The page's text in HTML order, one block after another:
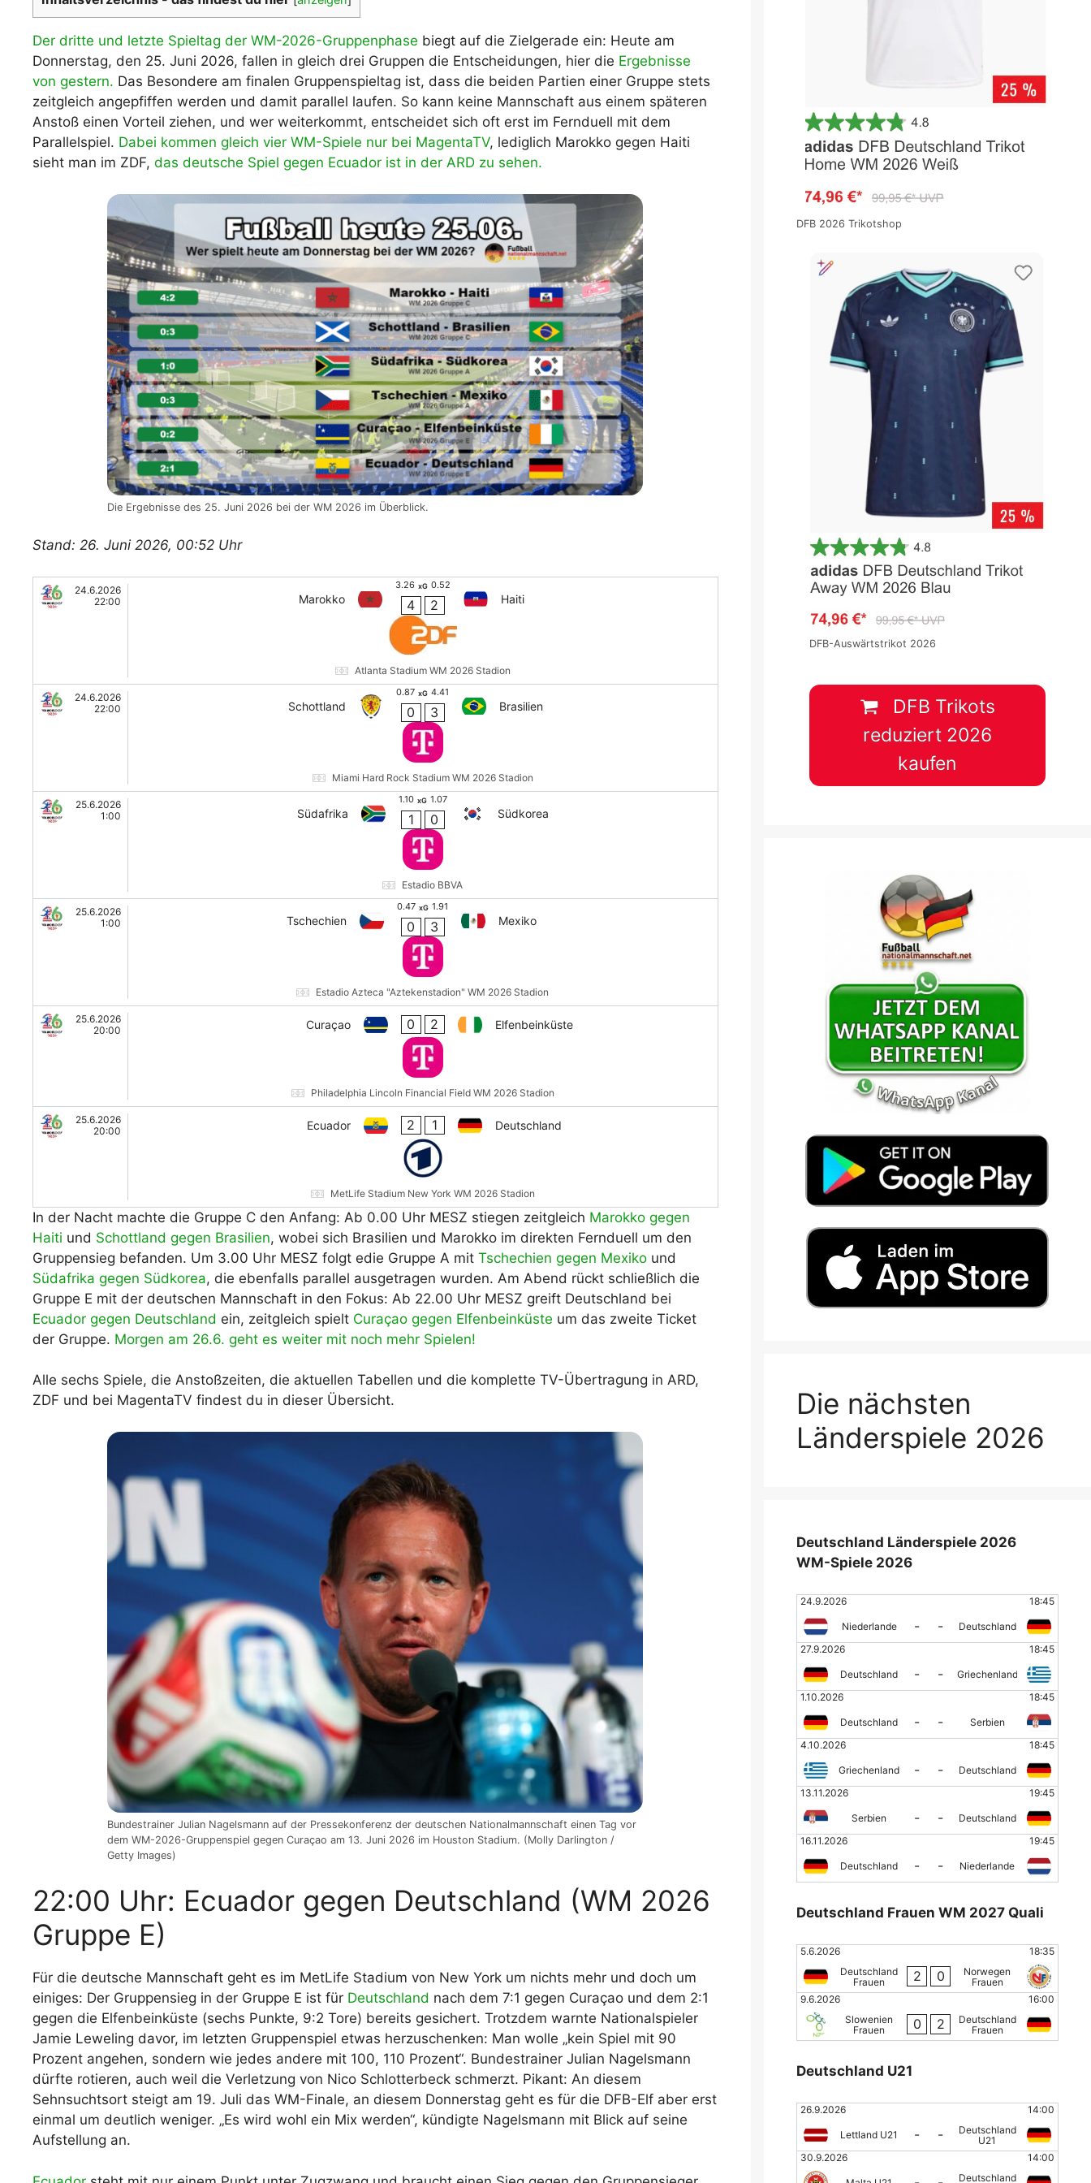
WM 2026 Spielplan Excel – kostenlos
downloaden & automatisch ausfüllen
Der dritte und letzte Spieltag der WM-2026-Gruppenphase biegt auf die Zielgerade ein: Heute am
Donnerstag, den 25. Juni 2026, fallen in gleich drei Gruppen die Entscheidungen, hier die Ergebnisse
von gestern. Das Besondere am finalen Gruppenspieltag ist, dass die beiden Partien einer Gruppe stets
zeitgleich angepfiffen werden und damit parallel laufen. So kann keine Mannschaft aus einem späteren
Anstoß einen Vorteil ziehen, und wer weiterkommt, entscheidet sich oft erst im Fernduell mit dem
Parallelspiel. Dabei kommen gleich vier WM-Spiele nur bei MagentaTV, lediglich Marokko gegen Haiti
sieht man im ZDF, das deutsche Spiel gegen Ecuador ist in der ARD zu sehen.
Die Ergebnisse des 25. Juni 2026 bei der WM 2026 im Überblick.
Stand: 26. Juni 2026, 00:52 Uhr
24.6.2026
22:00
Marokko
3.26 xG 0.52
4 2 Haiti
Atlanta Stadium WM 2026 Stadion
24.6.2026
22:00
Schottland
0.87 xG 4.41
0 3 Brasilien
Miami Hard Rock Stadium WM 2026 Stadion
25.6.2026
1:00
Südafrika
1.10 xG 1.07
1 0 Südkorea
Estadio BBVA
25.6.2026
1:00
Tschechien
0.47 xG 1.91
0 3 Mexiko
Estadio Azteca "Aztekenstadion" WM 2026 Stadion
25.6.2026
20:00
Curaçao 0 2 Elfenbeinküste
Philadelphia Lincoln Financial Field WM 2026 Stadion
25.6.2026
20:00
Ecuador 2 1 Deutschland
MetLife Stadium New York WM 2026 Stadion
In der Nacht machte die Gruppe C den Anfang: Ab 0.00 Uhr MESZ stiegen zeitgleich Marokko gegen
Haiti und Schottland gegen Brasilien, wobei sich Brasilien und Marokko im direkten Fernduell um den
Gruppensieg befanden. Um 3.00 Uhr MESZ folgt edie Gruppe A mit Tschechien gegen Mexiko und
Südafrika gegen Südkorea, die ebenfalls parallel ausgetragen wurden. Am Abend rückt schließlich die
Gruppe E mit der deutschen Mannschaft in den Fokus: Ab 22.00 Uhr MESZ greift Deutschland bei
Ecuador gegen Deutschland ein, zeitgleich spielt Curaçao gegen Elfenbeinküste um das zweite Ticket
der Gruppe. Morgen am 26.6. geht es weiter mit noch mehr Spielen!
Alle sechs Spiele, die Anstoßzeiten, die aktuellen Tabellen und die komplette TV-Übertragung in ARD,
ZDF und bei MagentaTV findest du in dieser Übersicht.
Bundestrainer Julian Nagelsmann auf der Pressekonferenz der deutschen Nationalmannschaft einen Tag vor
dem WM-2026-Gruppenspiel gegen Curaçao am 13. Juni 2026 im Houston Stadium. (Molly Darlington /
Getty Images)
22:00 Uhr: Ecuador gegen Deutschland (WM 2026
Gruppe E)
Für die deutsche Mannschaft geht es im MetLife Stadium von New York um nichts mehr und doch um
einiges: Der Gruppensieg in der Gruppe E ist für Deutschland nach dem 7:1 gegen Curaçao und dem 2:1
gegen die Elfenbeinküste (sechs Punkte, 9:2 Tore) bereits gesichert. Trotzdem warnte Nationalspieler
Jamie Leweling davor, im letzten Gruppenspiel etwas herzuschenken: Man wolle „kein Spiel mit 90
Prozent angehen, sondern wie jedes andere mit 100, 110 Prozent“. Bundestrainer Julian Nagelsmann
dürfte rotieren, auch weil die Verletzung von Nico Schlotterbeck schmerzt. Pikant: An diesem
Sehnsuchtsort steigt am 19. Juli das WM-Finale, an diesem Donnerstag geht es für die DFB-Elf aber erst
einmal um deutlich weniger. „Es wird wohl ein Mix werden“, kündigte Nagelsmann mit Blick auf seine
Aufstellung an.
DFB 2026 Trikotshop
DFB-Auswärtstrikot 2026
DFB Trikots
reduziert 2026
kaufen
Die nächsten
Länderspiele 2026
Deutschland Länderspiele 2026
WM-Spiele 2026
24.9.2026 18:45
Niederlande - -
Deutschland
27.9.2026
18:45
Deutschland - -
Griechenland
1.10.2026
18:45
Deutschland - -
Serbien
4.10.2026
18:45
Griechenland - -
Deutschland
13.11.2026
19:45
Serbien - -
Deutschland
16.11.2026
19:45
Deutschland - - Niederlande
Deutschland Frauen WM 2027 Quali
5.6.2026
18:35
Deutschland
Frauen
2 0
Norwegen
Frauen
9.6.2026
16:00
Slowenien
Frauen
0 2
Deutschland
Frauen
Deutschland U21
26.9.2026 14:00
Lettland U21 - -
Deutschland
U21
30.9.2026
14:00
Deutschland